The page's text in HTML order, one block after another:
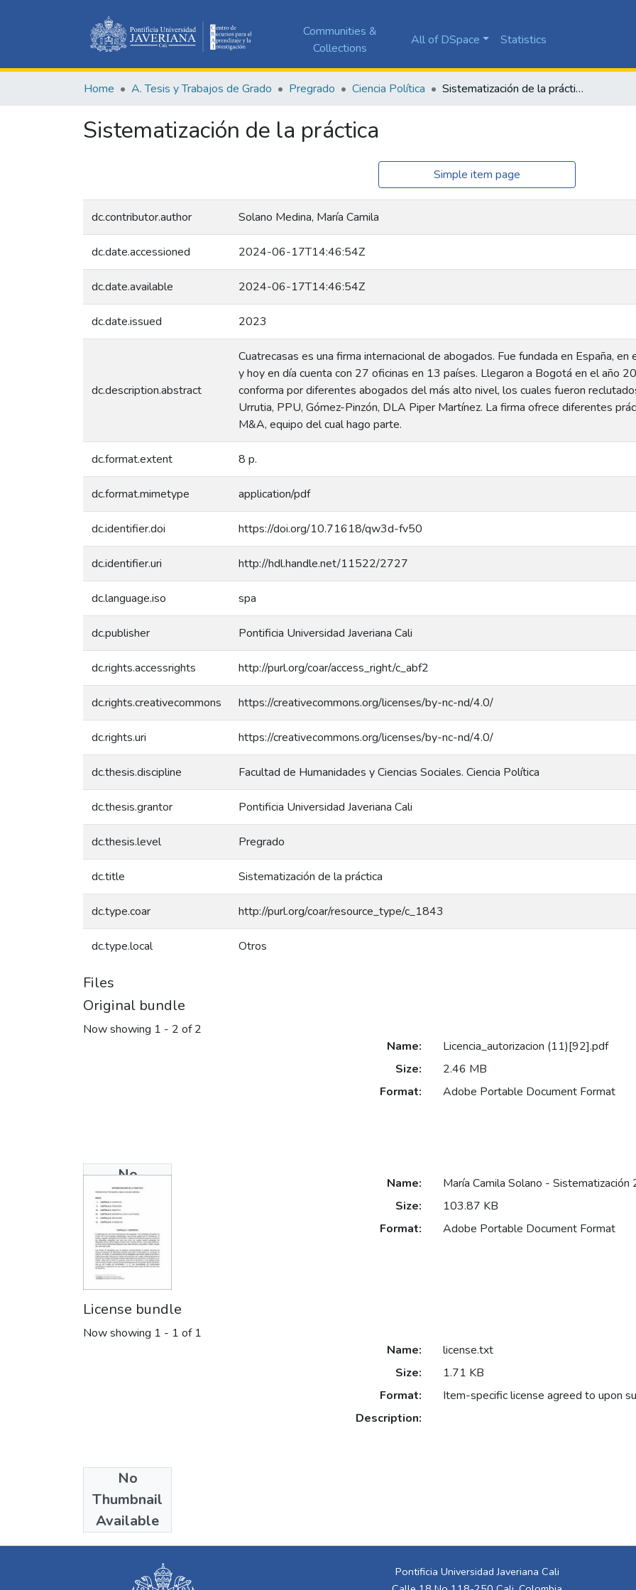
Communities &
Collections
All of DSpace Statistics
Home A. Tesis y Trabajos de Grado Pregrado Ciencia Política Sistematización de la práctica
Sistematización de la práctica
Simple item page
dc.contributor.author Solano Medina, María Camila
dc.date.accessioned 2024-06-17T14:46:54Z
dc.date.available 2024-06-17T14:46:54Z
dc.date.issued 2023
dc.description.abstract
Cuatrecasas es una firma internacional de abogados. Fue fundada en España,
y hoy en día cuenta con 27 oficinas en 13 países. Llegaron a Bogotá en el año
conforma por diferentes abogados del más alto nivel, los cuales fueron
Urrutia, PPU, Gómez-Pinzón, DLA Piper Martínez. La firma ofrece diferentes
M&A, equipo del cual hago parte.
dc.format.extent 8 p.
dc.format.mimetype application/pdf
dc.identifier.doi https://doi.org/10.71618/qw3d-fv50
dc.identifier.uri http://hdl.handle.net/11522/2727
dc.language.iso spa
dc.publisher Pontificia Universidad Javeriana Cali
dc.rights.accessrights http://purl.org/coar/access_right/c_abf2
dc.rights.creativecommons https://creativecommons.org/licenses/by-nc-nd/4.0/
dc.rights.uri https://creativecommons.org/licenses/by-nc-nd/4.0/
dc.thesis.discipline Facultad de Humanidades y Ciencias Sociales. Ciencia Política
dc.thesis.grantor Pontificia Universidad Javeriana Cali
dc.thesis.level Pregrado
dc.title Sistematización de la práctica
dc.type.coar http://purl.org/coar/resource_type/c_1843
dc.type.local Otros
Files
Original bundle
Now showing 1 - 2 of 2
No
Thumbnail
Available
Name:
Licencia_autorizacion (11)[92].pdf
Size:
2.46 MB
Format:
Adobe Portable Document Format
Name:
María Camila Solano - Sistematización
Size:
103.87 KB
Format:
Adobe Portable Document Format
License bundle
Now showing 1 - 1 of 1
No
Thumbnail
Available
Name:
license.txt
Size:
1.71 KB
Format:
Item-specific license agreed to upon
Description:
Collections
Ciencia Política
Pontificia Universidad Javeriana Cali